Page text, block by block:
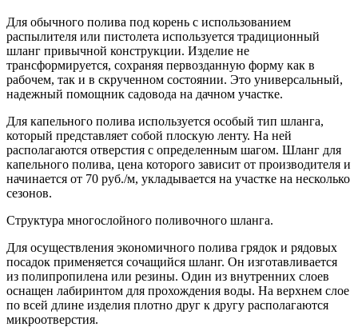
Для обычного полива под корень с использованием
распылителя или пистолета используется традиционный
шланг привычной конструкции. Изделие не
трансформируется, сохраняя первозданную форму как в
рабочем, так и в скрученном состоянии. Это универсальный,
надежный помощник садовода на дачном участке.
Для капельного полива используется особый тип шланга,
который представляет собой плоскую ленту. На ней
располагаются отверстия с определенным шагом. Шланг для
капельного полива, цена которого зависит от производителя и
начинается от 70 руб./м, укладывается на участке на несколько
сезонов.
Структура многослойного поливочного шланга.
Для осуществления экономичного полива грядок и рядовых
посадок применяется сочащийся шланг. Он изготавливается
из полипропилена или резины. Один из внутренних слоев
оснащен лабиринтом для прохождения воды. На верхнем слое
по всей длине изделия плотно друг к другу располагаются
микроотверстия.